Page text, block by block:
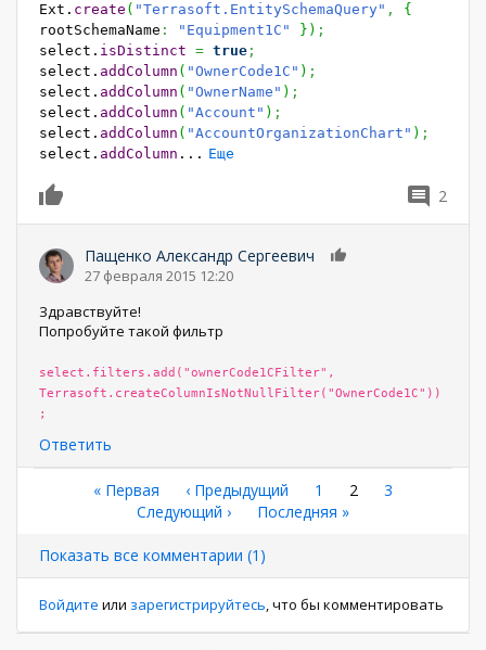
Ext. create ( "Terrasoft.EntitySchemaQuery" ,
{
rootSchemaName : "Equipment1C" } ) ;
select. isDistinct = true ;
select. addColumn ( "OwnerCode1C" ) ;
select. addColumn ( "OwnerName" ) ;
select. addColumn ( "Account" ) ;
select. addColumn ( "AccountOrganizationChart" ) ;
select. addColumn ... Еще
2
Пащенко Александр Сергеевич
27 февраля 2015 12:20
Здравствуйте!
Попробуйте такой фильтр
select.filters.add("ownerCode1CFilter",
Terrasoft.createColumnIsNotNullFilter("OwnerCode1C"))
;
Ответить
Нумерация
страниц
Первая
страница
« Первая ←
‹ Предыдущий Страница
1
Текущая
2 Страница
3
Следующая
Следующий ›
Последняя
Последняя »
Показать все комментарии (1)
Войдите или зарегистрируйтесь, что бы комментировать